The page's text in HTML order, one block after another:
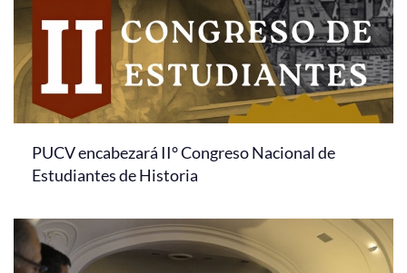
PUCV encabezará II° Congreso Nacional de
Estudiantes de Historia